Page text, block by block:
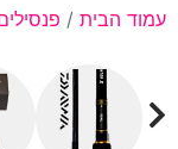
עמוד הבית /